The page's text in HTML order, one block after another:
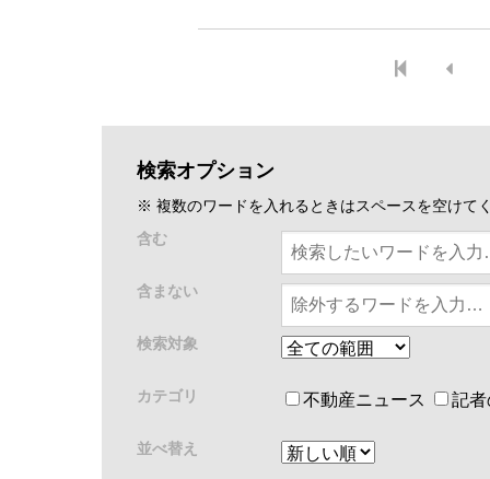
検索オプション
※ 複数のワードを入れるときはスペースを空けて
含む
含まない
検索対象
カテゴリ 不動産ニュース 記者
並べ替え